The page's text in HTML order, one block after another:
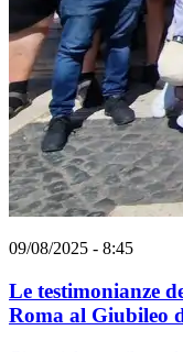
09/08/2025 - 8:45
Le testimonianze
Roma al Giubileo